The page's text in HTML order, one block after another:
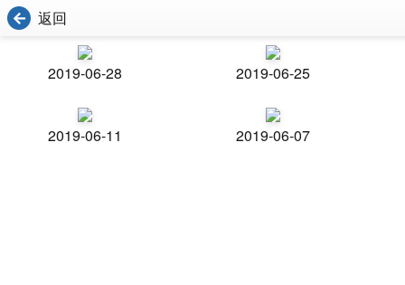
返回
2019-06-28 2019-06-25
2019-06-11 2019-06-07